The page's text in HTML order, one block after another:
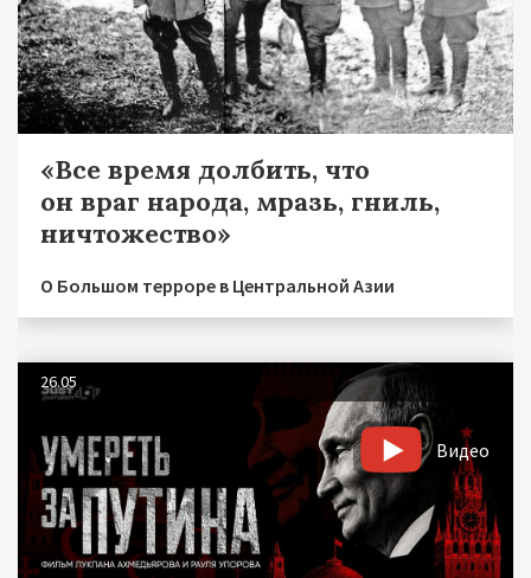
«Все время долбить, что
он враг народа, мразь, гниль,
ничтожество»
О Большом терроре в Центральной Азии
26.05
Видео